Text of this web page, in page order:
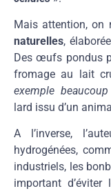
Mais attention, on
naturelles,
Des œufs pondus
fromage au lait
exemple
lard issu d’un
A l’inverse,
hydrogénées,
industriels, les
important d’éviter